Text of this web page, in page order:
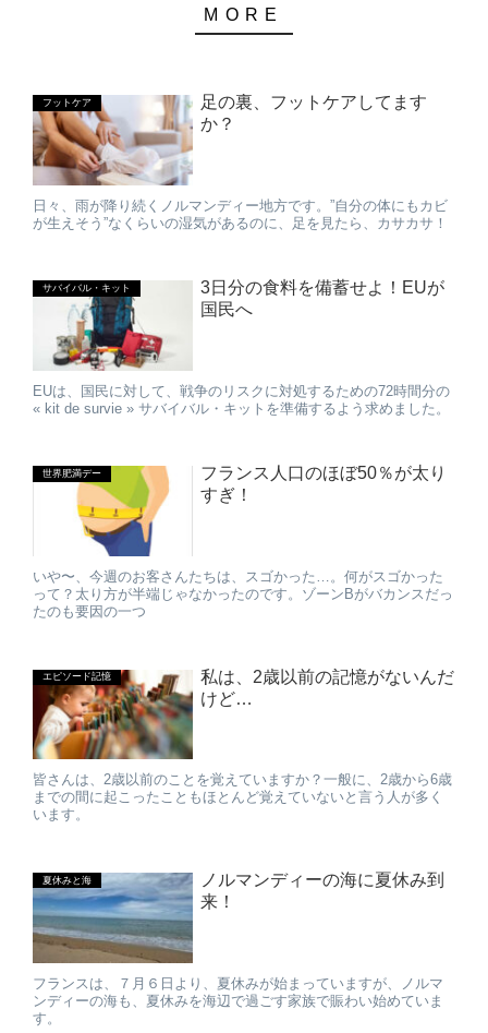
フットケア
足の裏、フットケアしてます
か？
日々、雨が降り続くノルマンディー地方です。”自分の体にもカビ
が生えそう”なくらいの湿気があるのに、足を見たら、カサカサ！
サバイバル・キット
3日分の食料を備蓄せよ！EUが
国民へ
EUは、国民に対して、戦争のリスクに対処するための72時間分の
« kit de survie » サバイバル・キットを準備するよう求めました。
世界肥満デー
フランス人口のほぼ50％が太り
すぎ！
いや〜、今週のお客さんたちは、スゴかった…。何がスゴかった
って？太り方が半端じゃなかったのです。ゾーンBがバカンスだっ
たのも要因の一つ
エピソード記憶
私は、2歳以前の記憶がないんだ
けど…
皆さんは、2歳以前のことを覚えていますか？一般に、2歳から6歳
までの間に起こったこともほとんど覚えていないと言う人が多く
います。
夏休みと海
ノルマンディーの海に夏休み到
来！
フランスは、７月６日より、夏休みが始まっていますが、ノルマ
ンディーの海も、夏休みを海辺で過ごす家族で賑わい始めていま
す。